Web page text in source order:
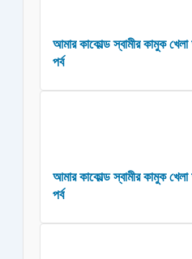
আমার কাকোল্ড স্বামীর কামুক
পর্ব
আমার কাকোল্ড স্বামীর কামুক
পর্ব